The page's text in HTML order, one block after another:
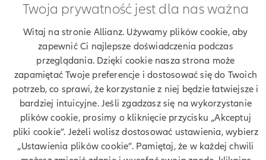
Twoje dane
Polityka prywatności
Znajdź agenta Allianz. Znajdź placówkę Allianz
Ubezpieczenia Allianz Andrzej Tomaszewski
Twoja prywatność jest dla nas ważna
Witaj na stronie Allianz. Używamy plików cookie, aby
zapewnić Ci najlepsze doświadczenia podczas
przeglądania. Dzięki cookie nasza strona może
zapamiętać Twoje preferencje i dostosować się do Twoich
potrzeb, co sprawi, że korzystanie z niej będzie łatwiejsze i
bardziej intuicyjne. Jeśli zgadzasz się na wykorzystanie
plików cookie, prosimy o kliknięcie przycisku „Akceptuj
pliki cookie”. Jeżeli wolisz dostosować ustawienia, wybierz
„Ustawienia plików cookie”. Pamiętaj, że w każdej chwili